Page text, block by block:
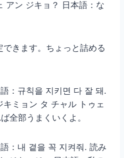
アン ジキョ？ 日本語：な
できます。ちょっと詰める
：규칙을 지키면 다 잘 돼.
ミョン タ チャル トゥェ
全部うまくいくよ。
：내 곁을 꼭 지켜줘. 読み